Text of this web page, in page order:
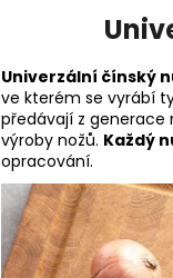
Univerzální čínský
ve kterém se vyrábí
předávají z generace
výroby nožů. Každý
opracování.